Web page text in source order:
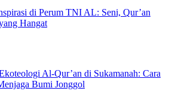
di Perum TNI AL: Seni, Qur’an
Hangat
Al-Qur’an di Sukamanah: Cara
Bumi Jonggol